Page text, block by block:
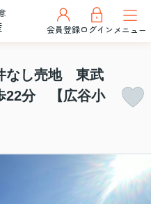
会員登録ログインメニュー
なし売地 東武
22分 【広谷小